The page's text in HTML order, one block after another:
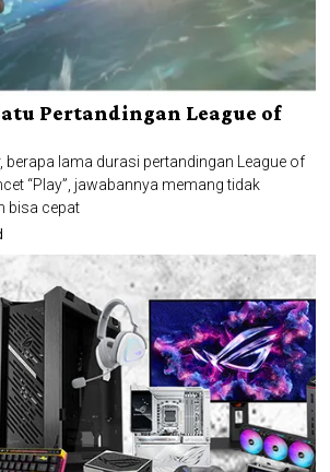
Pertandingan League of
berapa lama durasi pertandingan League of
“Play”, jawabannya memang tidak
bisa cepat